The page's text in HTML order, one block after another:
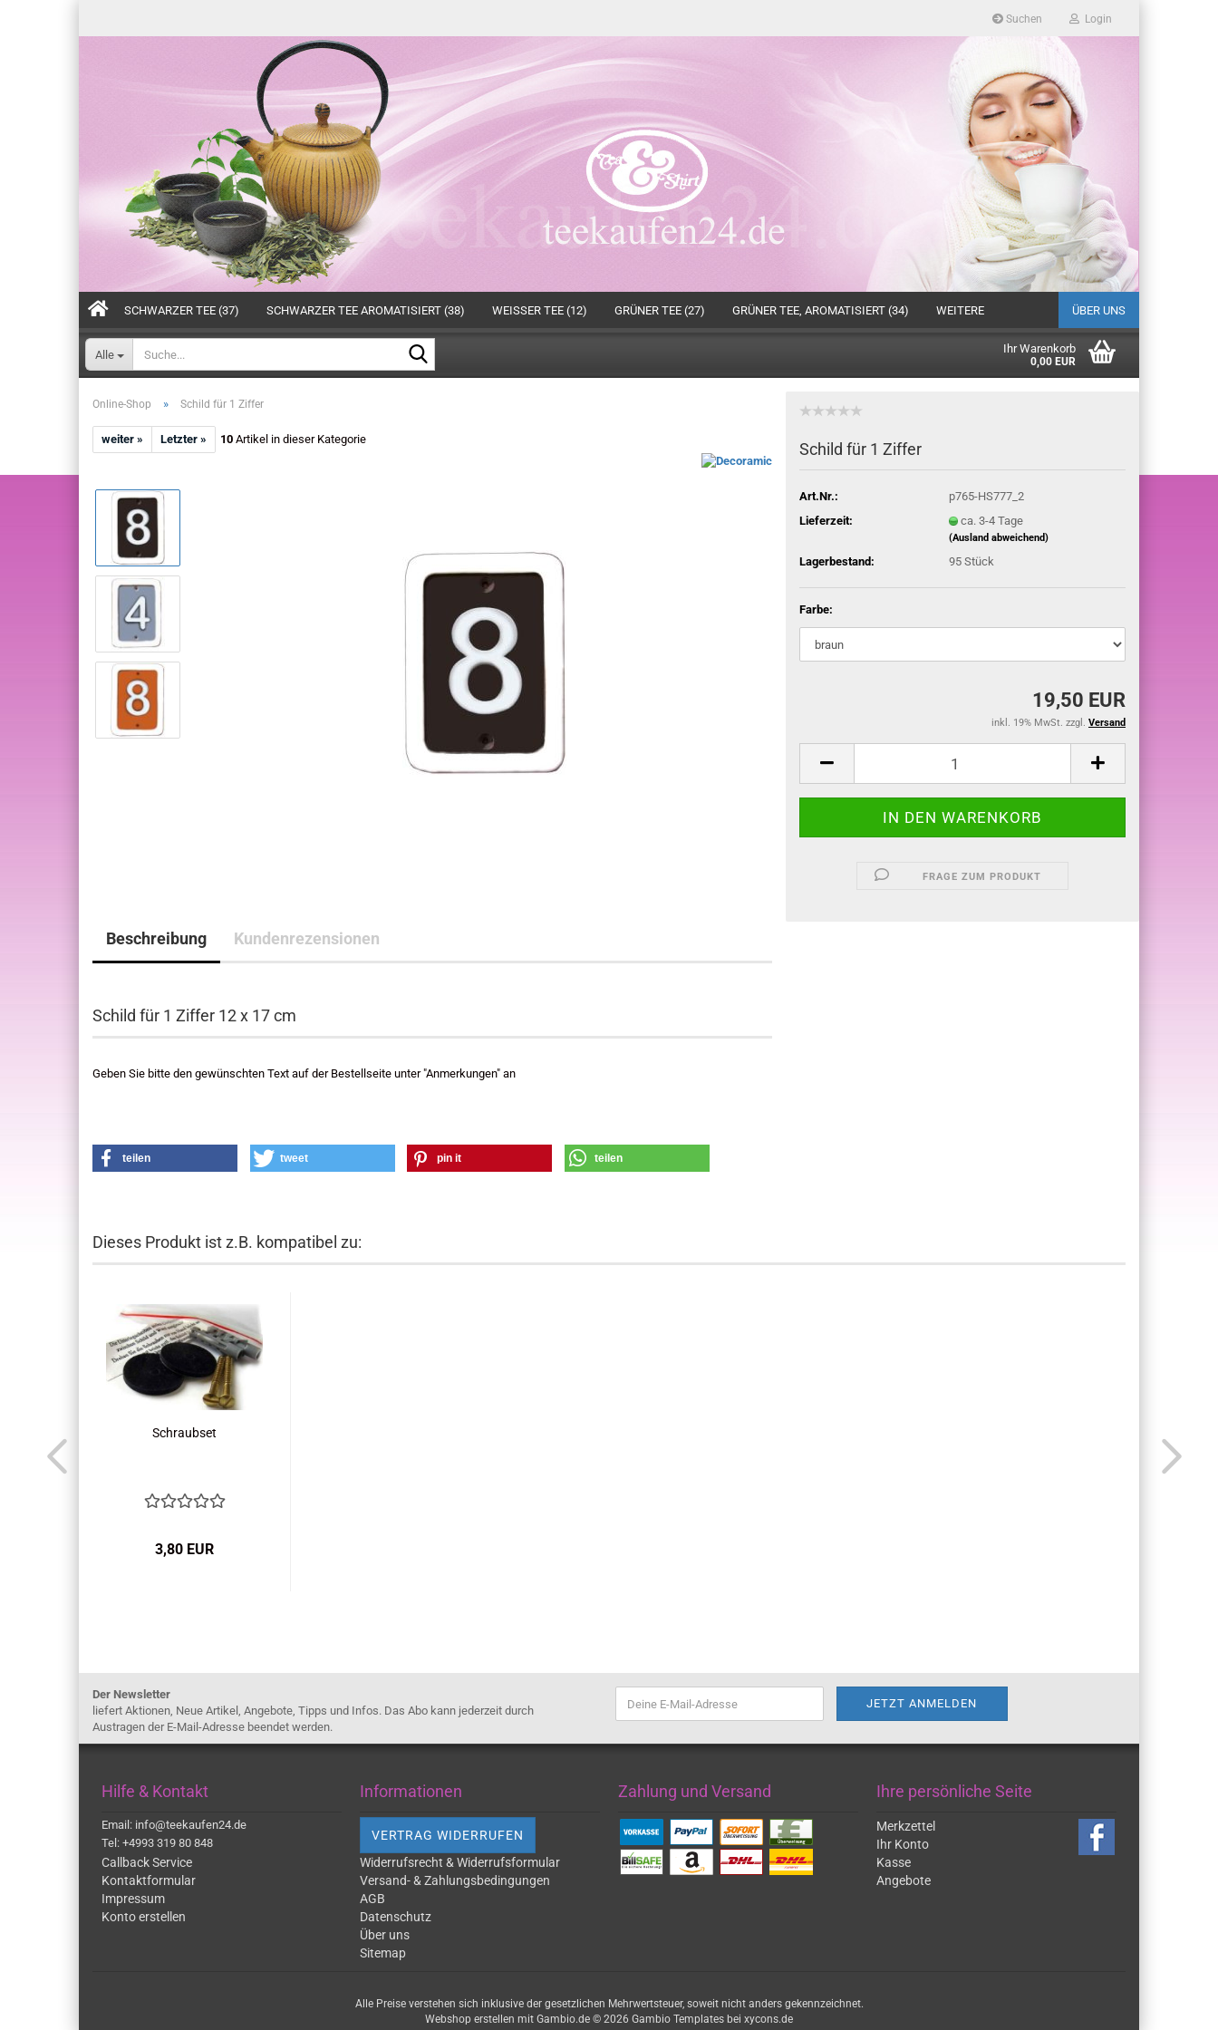
Suchen Login
Alle Ihr Warenkorb
0,00 EUR
SCHWARZER TEE (37) SCHWARZER TEE AROMATISIERT (38) WEISSER TEE (12) GRÜNER TEE (27) GRÜNER TEE, AROMATISIERT (34) ÜBER UNS
WEITERE
Online-Shop » Schild für 1 Ziffer
weiter » Letzter » 10 Artikel in dieser Kategorie
Schild für 1 Ziffer
Art.Nr.:
p765-HS777_2
Lieferzeit:
ca. 3-4 Tage
(Ausland abweichend)
Lagerbestand: 95 Stück
Farbe:
19,50 EUR
inkl. 19% MwSt. zzgl. Versand
FRAGE ZUM PRODUKT
Beschreibung Kundenrezensionen
Schild für 1 Ziffer 12 x 17 cm
Geben Sie bitte den gewünschten Text auf der Bestellseite unter "Anmerkungen" an
teilen tweet pin it teilen
Dieses Produkt ist z.B. kompatibel zu:
Schraubset
3,80 EUR
Der Newsletter
liefert Aktionen, Neue Artikel, Angebote, Tipps und Infos. Das Abo kann jederzeit durch
Austragen der E-Mail-Adresse beendet werden.
Hilfe & Kontakt
Email: info@teekaufen24.de
Tel: +4993 319 80 848
Callback Service
Kontaktformular
Impressum
Konto erstellen
Informationen
VERTRAG WIDERRUFEN
Widerrufsrecht & Widerrufsformular
Versand- & Zahlungsbedingungen
AGB
Datenschutz
Über uns
Sitemap
Zahlung und Versand Ihre persönliche Seite
Merkzettel
Ihr Konto
Kasse
Angebote
Alle Preise verstehen sich inklusive der gesetzlichen Mehrwertsteuer, soweit nicht anders gekennzeichnet.
Webshop erstellen mit Gambio.de © 2026 Gambio Templates bei xycons.de